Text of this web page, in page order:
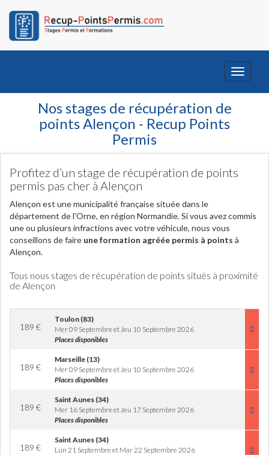
Toggle
Nos stages de récupération de
points Alençon - Recup Points
Permis
Profitez d’un stage de récupération de points
permis pas cher à Alençon
Alençon est une municipalité française située dans le
département de l'Orne, en région Normandie. Si vous avez commis
une ou plusieurs infractions avec votre véhicule, nous vous
conseillons de faire une formation agréée permis à points à
Alençon.
Tous nous stages de récupération de points situés à proximité
de Alençon
189 €
Toulon (83)
Mer 09 Septembre et Jeu 10 Septembre 2026
Places disponibles
189 €
Marseille (13)
Mer 09 Septembre et Jeu 10 Septembre 2026
Places disponibles
189 €
Saint Aunes (34)
Mer 16 Septembre et Jeu 17 Septembre 2026
Places disponibles
189 €
Saint Aunes (34)
Lun 21 Septembre et Mar 22 Septembre 2026